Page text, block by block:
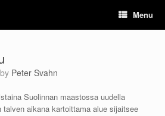
Menu
by Peter Svahn
Suolinnan maastossa uudella
talven aikana kartoittama alue sijaitsee